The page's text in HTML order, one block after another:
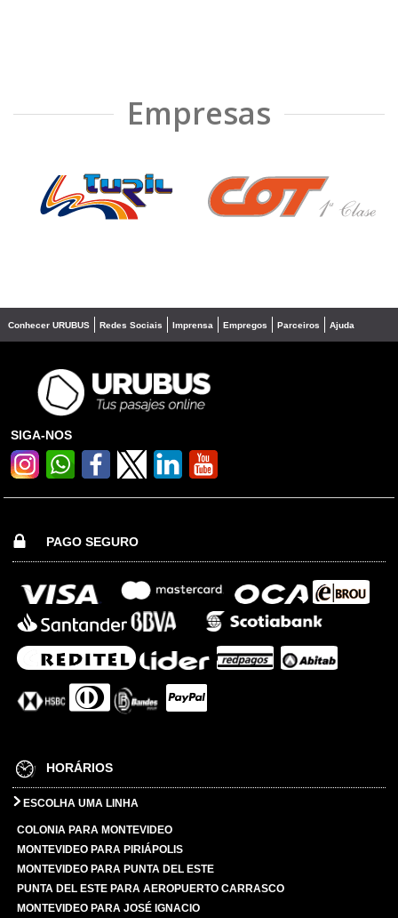
Empresas
❮ ❯
Conhecer URUBUS Redes Sociais Imprensa Empregos Parceiros Ajuda
SIGA-NOS
PAGO SEGURO
HORÁRIOS
ESCOLHA UMA LINHA
COLONIA PARA MONTEVIDEO
MONTEVIDEO PARA PIRIÁPOLIS
MONTEVIDEO PARA PUNTA DEL ESTE
PUNTA DEL ESTE PARA AEROPUERTO CARRASCO
MONTEVIDEO PARA JOSÉ IGNACIO